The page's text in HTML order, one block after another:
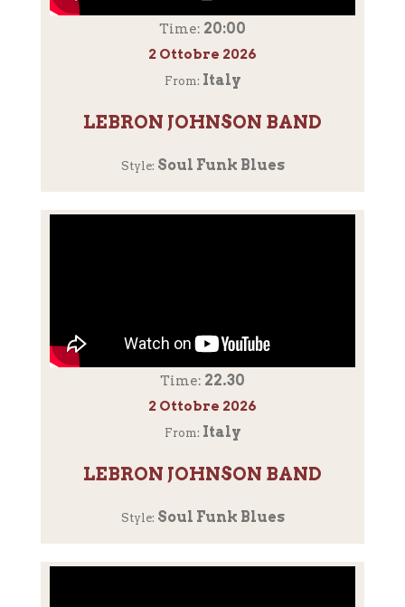
Time: 20:00
2 Ottobre 2026
From: Italy
LEBRON JOHNSON BAND
Style: Soul Funk Blues
Time: 22.30
2 Ottobre 2026
From: Italy
LEBRON JOHNSON BAND
Style: Soul Funk Blues